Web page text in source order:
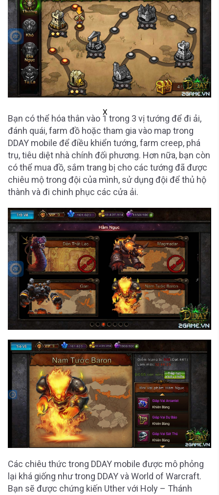
X
Bạn có thể hóa thân vào 1 trong 3 vị tướng để đi ải,
đánh quái, farm đồ hoặc tham gia vào map trong
DDAY mobile để điều khiển tướng, farm creep, phá
trụ, tiêu diệt nhà chính đối phương. Hơn nữa, bạn còn
có thể mua đồ, sắm trang bị cho các tướng đã được
chiêu mộ trong đội của mình, sử dụng đội để thủ hộ
thành và đi chinh phục các cửa ải.
Các chiêu thức trong DDAY mobile được mô phỏng
lại khá giống như trong DDAY và World of Warcraft.
Bạn sẽ được chứng kiến Uther với Holy – Thánh